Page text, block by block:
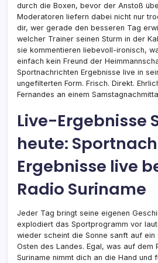
durch die Boxen, bevor der Anstoß
Moderatoren liefern dabei nicht nur
dir, wer gerade den besseren Tag
welcher Trainer seinen Sturm in der
sie kommentieren liebevoll-ironisch,
einfach kein Freund der
Sportnachrichten Ergebnisse live in
ungefilterten Form. Frisch. Direkt.
Fernandes an einem
Live-Ergebnisse
heute:
Ergebnisse live
Radio Suriname
Jeder Tag bringt seine eigenen
explodiert das Sportprogramm vor
wieder scheint die Sonne sanft auf
Osten des Landes. Egal, was auf dem
Suriname nimmt dich an die Hand und